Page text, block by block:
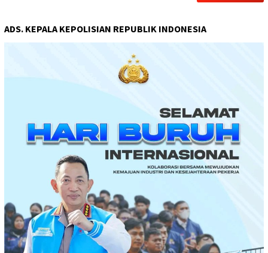
ADS. KEPALA KEPOLISIAN REPUBLIK INDONESIA